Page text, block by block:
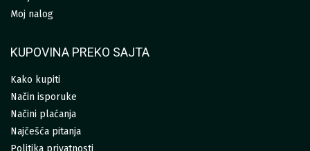
Moj nalog
KUPOVINA PREKO SAJTA
Kako kupiti
Način isporuke
Načini plaćanja
Najčešća pitanja